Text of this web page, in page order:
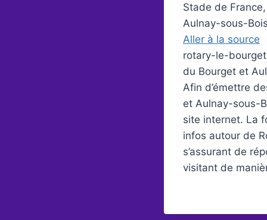
Stade de
Aulnay-sous-
Aller à la source
rotary-le-
du Bourget et
Afin d’émettre
et Aulnay-sous-
site internet. La
infos autour de
s’assurant de
visitant de